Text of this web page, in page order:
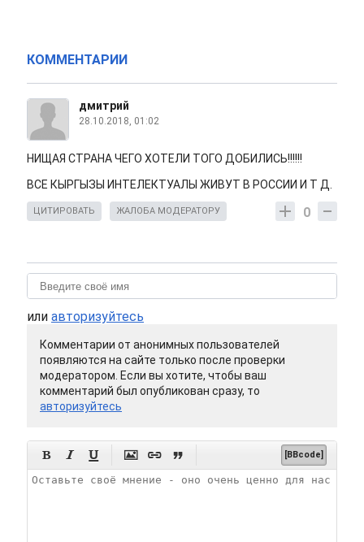
КОММЕНТАРИИ
дмитрий
28.10.2018, 01:02
НИЩАЯ СТРАНА ЧЕГО ХОТЕЛИ ТОГО ДОБИЛИСЬ!!!!!!
ВСЕ КЫРГЫЗЫ ИНТЕЛЕКТУАЛЫ ЖИВУТ В РОССИИ И Т Д.
0
ЦИТИРОВАТЬ ЖАЛОБА МОДЕРАТОРУ
или авторизуйтесь
Комментарии от анонимных пользователей
появляются на сайте только после проверки
модератором. Если вы хотите, чтобы ваш
комментарий был опубликован сразу, то
авторизуйтесь
      [BBcode]